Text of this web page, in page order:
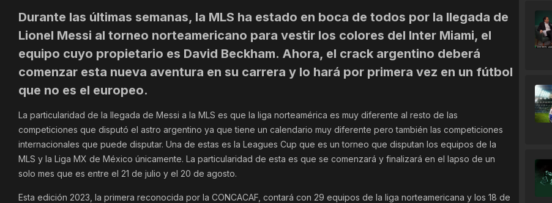
Durante las últimas semanas, la MLS ha estado en boca de todos por la llegada de
Lionel Messi al torneo norteamericano para vestir los colores del Inter Miami, el
equipo cuyo propietario es David Beckham. Ahora, el crack argentino deberá
comenzar esta nueva aventura en su carrera y lo hará por primera vez en un fútbol
que no es el europeo.
La particularidad de la llegada de Messi a la MLS es que la liga norteamérica es muy diferente al resto de las
competiciones que disputó el astro argentino ya que tiene un calendario muy diferente pero también las competiciones
internacionales que puede disputar. Una de estas es la Leagues Cup que es un torneo que disputan los equipos de la
MLS y la Liga MX de México únicamente. La particularidad de esta es que se comenzará y finalizará en el lapso de un
solo mes que es entre el 21 de julio y el 20 de agosto.
Esta edición 2023, la primera reconocida por la CONCACAF, contará con 29 equipos de la liga norteamericana y los 18 de